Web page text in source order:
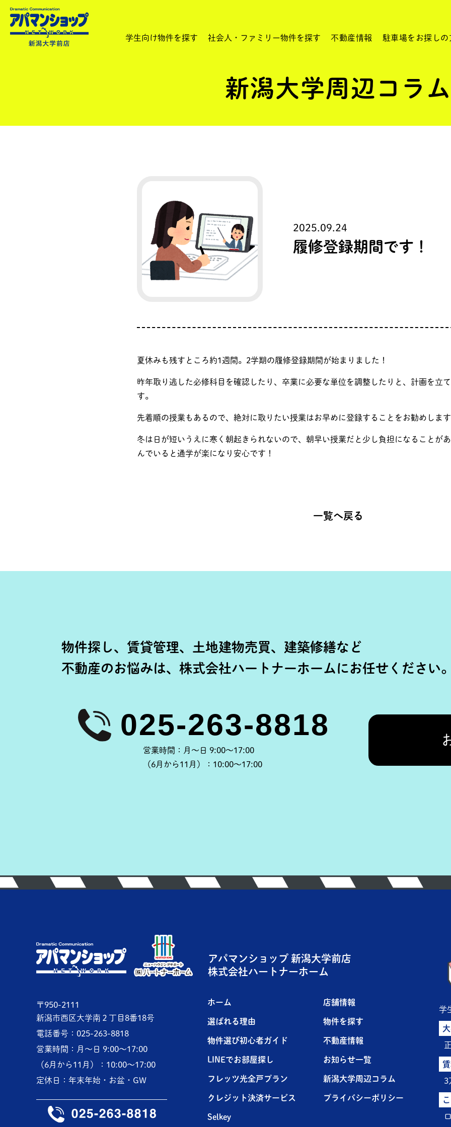
学生向け物件を探す 社会人・ファミリー物件を探す 不動産情報 駐車場をお探しの
新潟大学周辺コラム
2025.09.24
履修登録期間です！
夏休みも残すところ約1週間。2学期の履修登録期間が始まりました！
昨年取り逃した必修科目を確認したり、卒業に必要な単位を調整したりと、計画を立
す。
先着順の授業もあるので、絶対に取りたい授業はお早めに登録することをお勧めしま
冬は日が短いうえに寒く朝起きられないので、朝早い授業だと少し負担になることが
んでいると通学が楽になり安心です！
一覧へ戻る
物件探し、賃貸管理、土地建物売買、建築修繕など
不動産のお悩みは、株式会社ハートナーホームにお任せください
営業時間： 月～日 9:00～17:00
（6月から11月）： 10:00～17:00
アパマンショップ 新潟大学前店
株式会社ハートナーホーム
〒950-2111
新潟市西区大学南２丁目8番18号
電話番号：025-263-8818
営業時間：月～日 9:00～17:00
（6月から11月）：10:00～17:00
定休日：年末年始・お盆・GW
ホーム
選ばれる理由
物件選び初心者ガイド
LINEでお部屋探し
フレッツ光全戸プラン
クレジット決済サービス
Selkey
店舗情報
不動産情報
お知らせ一覧
新潟大学周辺コラム
プライバシーポリシー
物件を探す
学
3